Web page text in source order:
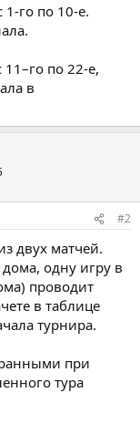
1-го по 10-е.
по 22-е,
в
#2
двух матчей.
одну игру в
проводит
в таблице
турнира.
при
тура